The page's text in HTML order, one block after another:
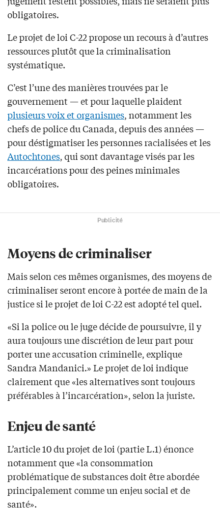
obligatoires.
Le projet de loi C-22 propose un recours à d’autres
ressources plutôt que la criminalisation
systématique.
C’est l’une des manières trouvées par le
gouvernement — et pour laquelle plaident
plusieurs voix et organismes, notamment les
chefs de police du Canada, depuis des années —
pour déstigmatiser les personnes racialisées et les
Autochtones, qui sont davantage visés par les
incarcérations pour des peines minimales
obligatoires.
Publicité
Moyens de criminaliser
Mais selon ces mêmes organismes, des moyens de
criminaliser seront encore à portée de main de la
justice si le projet de loi C-22 est adopté tel quel.
«Si la police ou le juge décide de poursuivre, il y
aura toujours une discrétion de leur part pour
porter une accusation criminelle, explique
Sandra Mandanici.» Le projet de loi indique
clairement que «les alternatives sont toujours
préférables à l’incarcération», selon la juriste.
Enjeu de santé
L’article 10 du projet de loi (partie L.1) énonce
notamment que «la consommation
problématique de substances doit être abordée
principalement comme un enjeu social et de
santé».